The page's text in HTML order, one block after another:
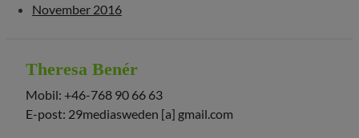
November 2016
Theresa Benér
Mobil: +46-768 90 66 63
E-post: 29mediasweden [a] gmail.com